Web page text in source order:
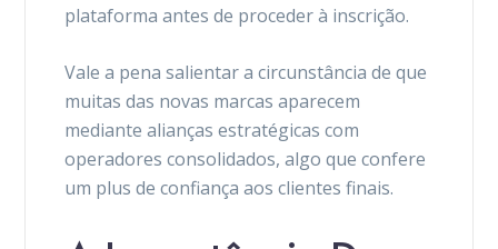
plataforma antes de proceder à inscrição.
Vale a pena salientar a circunstância de que
muitas das novas marcas aparecem
mediante alianças estratégicas com
operadores consolidados, algo que confere
um plus de confiança aos clientes finais.